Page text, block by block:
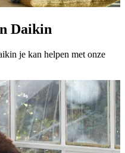
Daikin
je kan helpen met onze